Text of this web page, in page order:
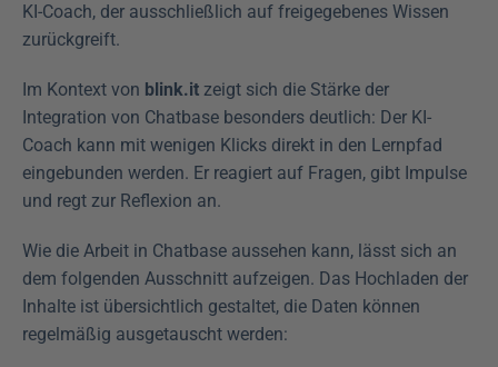
KI-Coach, der ausschließlich auf freigegebenes Wissen
zurückgreift.
Im Kontext von blink.it zeigt sich die Stärke der
Integration von Chatbase besonders deutlich: Der KI-
Coach kann mit wenigen Klicks direkt in den Lernpfad
eingebunden werden. Er reagiert auf Fragen, gibt Impulse
und regt zur Reflexion an.
Wie die Arbeit in Chatbase aussehen kann, lässt sich an
dem folgenden Ausschnitt aufzeigen. Das Hochladen der
Inhalte ist übersichtlich gestaltet, die Daten können
regelmäßig ausgetauscht werden: